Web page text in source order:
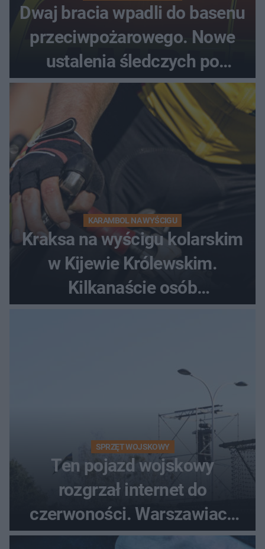
Dwaj bracia wpadli do basenu
przeciwpożarowego. Nowe
ustalenia śledczych po
dramatycznej akcji
KARAMBOL NA WYŚCIGU
Kraksa na wyścigu kolarskim
w Kijewie Królewskim.
Kilkanaście osób
poszkodowanych, lądował
SPRZĘT WOJSKOWY
Ten pojazd wojskowy
rozgrzał internet do
czerwoności. Warszawiacy
pytali, czy to Mad Max!